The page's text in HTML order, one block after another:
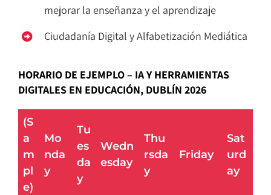
mejorar la enseñanza y el aprendizaje
Ciudadanía Digital y Alfabetización Mediática
HORARIO DE EJEMPLO – IA Y HERRAMIENTAS
DIGITALES EN EDUCACIÓN, DUBLÍN 2026
(S
a
m
pl
e)
Mo
nda
y
Tu
es
da
y
Wedn
esday
Thu
rsda
y
Friday
Sat
urd
ay